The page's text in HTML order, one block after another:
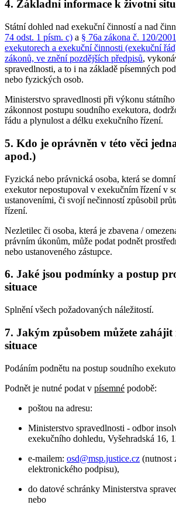
4. Základní informace k životní
Státní dohled nad exekuční činností a nad
74 odst. 1 písm. c) a § 76a zákona č. 120/
exekutorech a exekuční činnosti (exekuční
zákonů, ve znění pozdějších předpisů,
spravedlnosti, a to i na základě písemných
nebo fyzických osob.
Ministerstvo spravedlnosti při výkonu
zákonnost postupu soudního exekutora,
řádu a plynulost a délku exekučního řízení.
5. Kdo je oprávněn v této věci
apod.)
Fyzická nebo právnická osoba, která se
exekutor nepostupoval v exekučním řízení v
ustanoveními, či svojí nečinností způsobil
řízení.
Nezletilec či osoba, která je zbavena /
právním úkonům, může podat podnět
nebo ustanoveného zástupce.
6. Jaké jsou podmínky a postup
situace
Splnění všech požadovaných náležitostí.
7. Jakým způsobem můžete zahájit
situace
Podáním podnětu na postup soudního
Podnět je nutné podat v písemné podobě:
poštou na adresu:
Ministerstvo spravedlnosti - odbor
exekučního dohledu, Vyšehradská 16,
e-mailem: osd@msp.justice.cz (nutnost
elektronického podpisu),
do datové schránky Ministerstva
nebo